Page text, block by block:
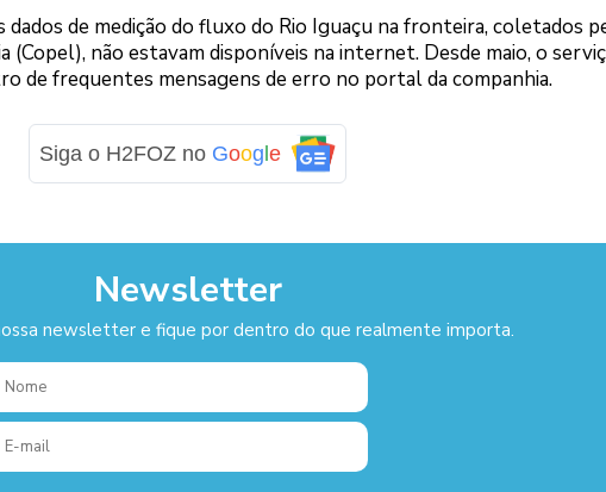
dados de medição do fluxo do Rio Iguaçu na fronteira, coletados
(Copel), não estavam disponíveis na internet. Desde maio, o
de frequentes mensagens de erro no portal da companhia.
Siga o H2FOZ no Google
Newsletter
newsletter e fique por dentro do que realmente importa.